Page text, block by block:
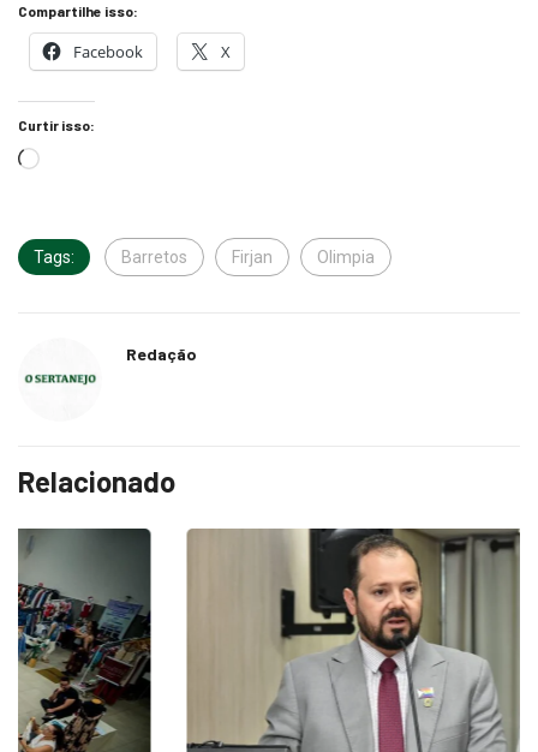
Compartilhe isso:
Facebook X
Curtir isso:
Tags: Barretos Firjan Olimpia
Redação
Relacionado